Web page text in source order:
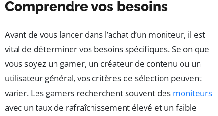
Comprendre vos besoins
Avant de vous lancer dans l’achat d’un moniteur, il est
vital de déterminer vos besoins spécifiques. Selon que
vous soyez un gamer, un créateur de contenu ou un
utilisateur général, vos critères de sélection peuvent
varier. Les gamers recherchent souvent des moniteurs
avec un taux de rafraîchissement élevé et un faible